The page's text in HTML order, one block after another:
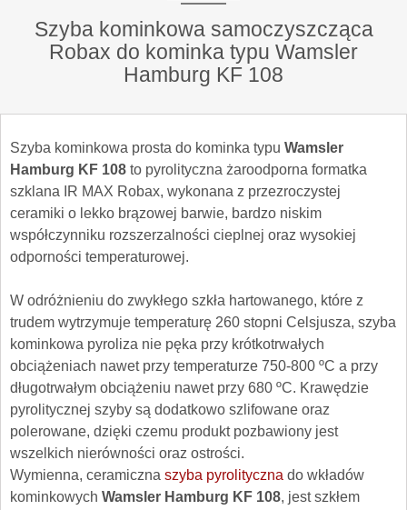
Szyba kominkowa samoczyszcząca
Robax do kominka typu Wamsler
Hamburg KF 108
Szyba kominkowa prosta do kominka typu Wamsler
Hamburg KF 108 to pyrolityczna żaroodporna formatka
szklana IR MAX Robax, wykonana z przezroczystej
ceramiki o lekko brązowej barwie, bardzo niskim
współczynniku rozszerzalności cieplnej oraz wysokiej
odporności temperaturowej.
W odróżnieniu do zwykłego szkła hartowanego, które z
trudem wytrzymuje temperaturę 260 stopni Celsjusza, szyba
kominkowa pyroliza nie pęka przy krótkotrwałych
obciążeniach nawet przy temperaturze 750-800 ºC a przy
długotrwałym obciążeniu nawet przy 680 ºC. Krawędzie
pyrolitycznej szyby są dodatkowo szlifowane oraz
polerowane, dzięki czemu produkt pozbawiony jest
wszelkich nierówności oraz ostrości.
Wymienna, ceramiczna szyba pyrolityczna do wkładów
kominkowych Wamsler Hamburg KF 108, jest szkłem